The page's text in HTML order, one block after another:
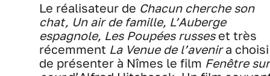
Le réalisateur de Chacun cherche son
chat, Un air de famille, L’Auberge
espagnole, Les Poupées russeset très
récemment La Venue de l’avenira choisi
de présenter à Nîmes le film Fenêtre sur